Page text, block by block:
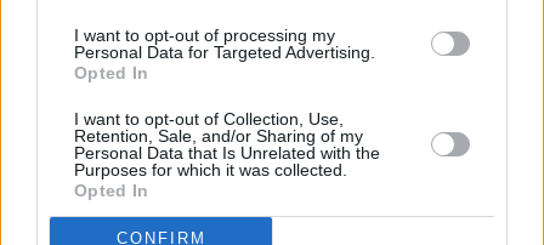
I want to opt-out of processing my
Personal Data for Targeted Advertising.
Opted In
I want to opt-out of Collection, Use,
Retention, Sale, and/or Sharing of my
Personal Data that Is Unrelated with the
Purposes for which it was collected.
Opted In
CONFIRM
Dovolená u moře•Bazény